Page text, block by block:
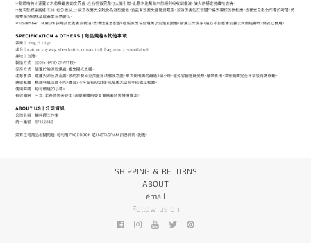
SHIPPING & RETURNS
ABOUT
email
Follow us on